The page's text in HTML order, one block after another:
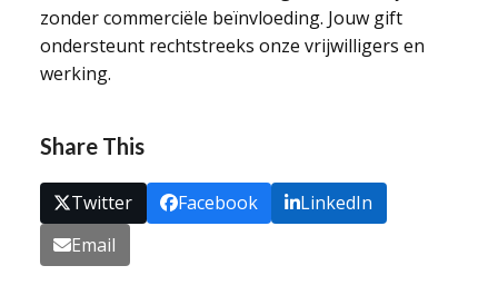
zonder commerciële beïnvloeding. Jouw gift
ondersteunt rechtstreeks onze vrijwilligers en
werking.
Share This
Twitter Facebook
LinkedIn
Email